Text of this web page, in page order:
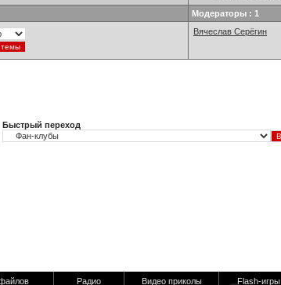
Модераторы : 1
Вячеслав Серёгин
Быстрый переход
Радио Видео приколы Flash-игры